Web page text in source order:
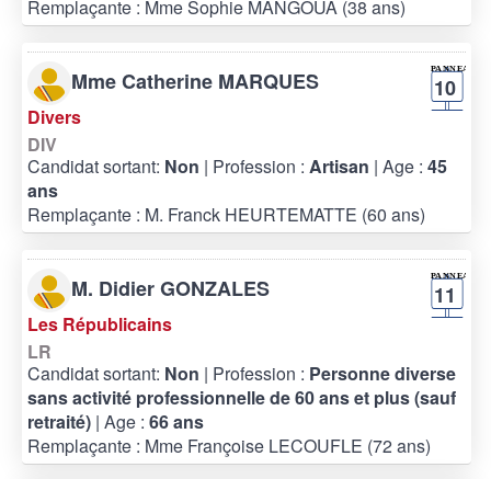
Remplaçante : Mme Sophie MANGOUA (38 ans)
Mme Catherine MARQUES 10
Divers
DIV
Candidat sortant: Non | Profession : Artisan | Age : 45
ans
Remplaçante : M. Franck HEURTEMATTE (60 ans)
M. Didier GONZALES 11
Les Républicains
LR
Candidat sortant: Non | Profession : Personne diverse
sans activité professionnelle de 60 ans et plus (sauf
retraité) | Age : 66 ans
Remplaçante : Mme Françoise LECOUFLE (72 ans)